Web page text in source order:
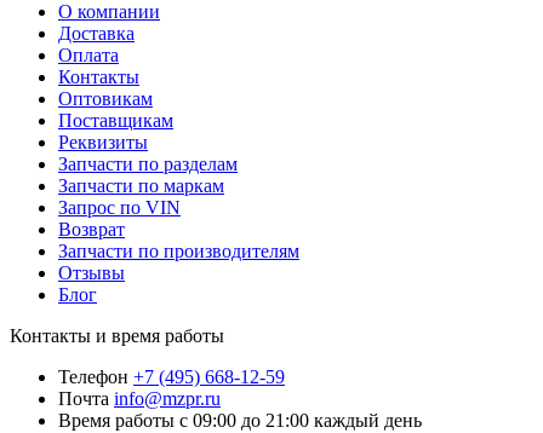
О компании
Доставка
Оплата
Контакты
Оптовикам
Поставщикам
Реквизиты
Запчасти по разделам
Запчасти по маркам
Запрос по VIN
Возврат
Запчасти по производителям
Отзывы
Блог
Контакты и время работы
Телефон +7 (495) 668-12-59
Почта info@mzpr.ru
Время работы с 09:00 до 21:00 каждый день